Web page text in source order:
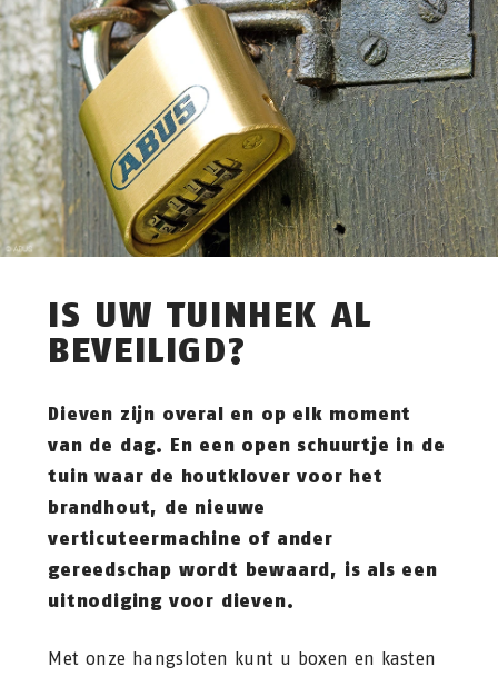
IS UW TUINHEK AL
BEVEILIGD?
Dieven zijn overal en op elk moment
van de dag. En een open schuurtje in de
tuin waar de houtklover voor het
brandhout, de nieuwe
verticuteermachine of ander
gereedschap wordt bewaard, is als een
uitnodiging voor dieven.
Met onze hangsloten kunt u boxen en kasten